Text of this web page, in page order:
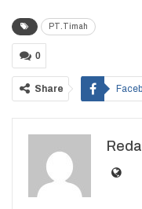
PT.Timah
0
Share